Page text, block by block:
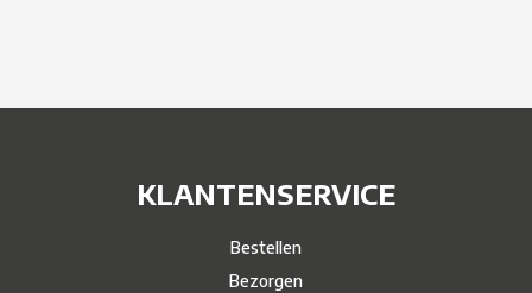
KLANTENSERVICE
Bestellen
Bezorgen